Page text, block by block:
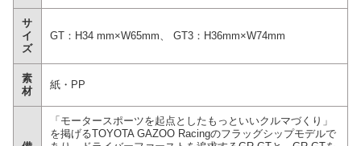
サ
イ
ズ
GT：H34 mm×W65mm、 GT3：H36mm×W74mm
素
材
紙・PP
「モータースポーツを起点としたもっといいクルマづくり」
を掲げるTOYOTA GAZOO Racingのフラッグシップモデルで